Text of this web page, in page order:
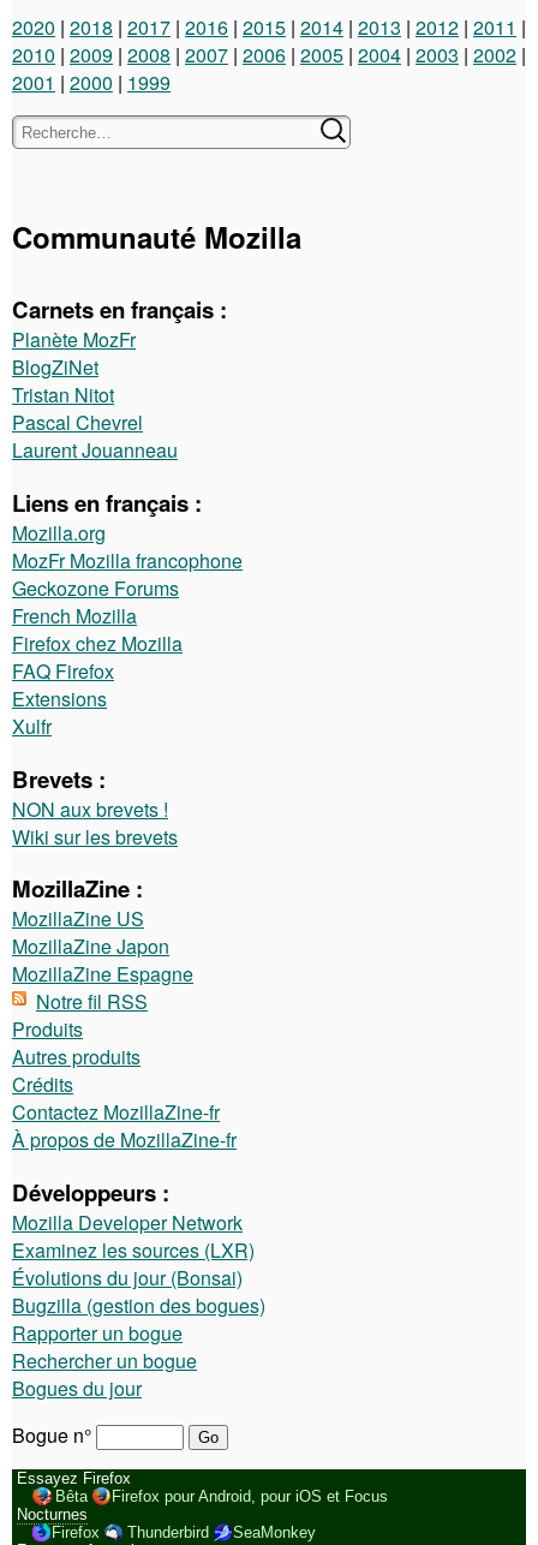
2020 2018 2017 2016 2015 2014 2013 2012 2011
2010 2009 2008 2007 2006 2005 2004 2003 2002
2001
2000 1999
Communauté Mozilla
Carnets en français :
Planète MozFr
BlogZiNet
Tristan Nitot
Pascal Chevrel
Laurent Jouanneau
Liens en français :
Mozilla.org
MozFr Mozilla francophone
Geckozone Forums
French Mozilla
Firefox chez Mozilla
FAQ Firefox
Extensions
Xulfr
Brevets :
NON aux brevets !
Wiki sur les brevets
MozillaZine :
MozillaZine US
MozillaZine Japon
MozillaZine Espagne
Notre fil RSS
Produits
Autres produits
Crédits
Contactez MozillaZine-fr
À propos de MozillaZine-fr
Développeurs :
Mozilla Developer Network
Examinez les sources (LXR)
Évolutions du jour (Bonsai)
Bugzilla (gestion des bogues)
Rapporter un bogue
Rechercher un bogue
Bogues du jour
Bogue n°
Essayez Firefox
Bêta
Firefox pour Android, pour iOS et Focus
Nocturnes
Firefox
Thunderbird
SeaMonkey